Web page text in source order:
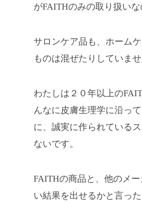
がFAITHのみの取り扱いな
サロンケア品も、ホーム
ものは混ぜたりしていませ
わたしは２０年以上の
んなに皮膚生理学に沿っ
に、誠実に作られている
ないです。
FAITHの商品と、他のメ
い結果を出せるかと言っ